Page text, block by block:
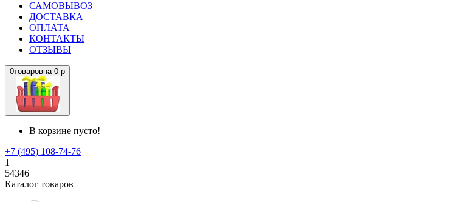
САМОВЫВОЗ
ДОСТАВКА
ОПЛАТА
КОНТАКТЫ
ОТЗЫВЫ
0товаровна 0 р
В корзине пусто!
+7 (495) 108-74-76
1
54346
Каталог товаров